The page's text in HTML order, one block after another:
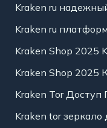
Kraken ru
Kraken ru
Kraken Shop 2025
Kraken Shop 2025
Kraken Tor Доступ
Kraken tor